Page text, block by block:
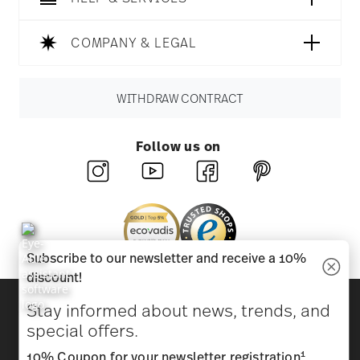
COMPANY & LEGAL
WITHDRAW CONTRACT
Follow us on
Beauty & functionality for your home
Subscribe to our newsletter and receive a 10%
discount!
Stay informed about news, trends, and
special offers.
1